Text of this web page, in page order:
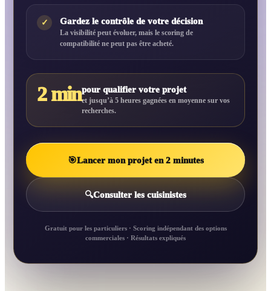
✓ Gardez le contrôle de votre décision
La visibilité peut évoluer, mais le scoring de
compatibilité ne peut pas être acheté.
2 minpour qualifier votre projet
et jusqu’à 5 heures gagnées en moyenne sur vos
recherches.
🎯Lancer mon projet en 2 minutes
🔍Consulter les cuisinistes
Gratuit pour les particuliers · Scoring indépendant des options
commerciales · Résultats expliqués